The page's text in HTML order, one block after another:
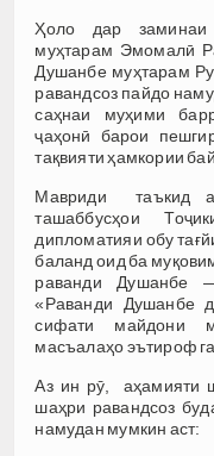
Ҳоло дар заминаи
муҳтарам Эмомалӣ
Душанбе муҳтарам
равандсоз пайдо
саҳнаи муҳими
ҷаҳонӣ барои
тақвияти ҳамкории
Мавриди таъкид
ташаббусҳои
дипломатияи обу
баланд оид ба
раванди Душанбе
«Раванди Душанбе
сифати майдони
масъалаҳо эътироф
Аз ин рӯ, аҳамияти
шаҳри равандсоз
намудан мумкин аст: